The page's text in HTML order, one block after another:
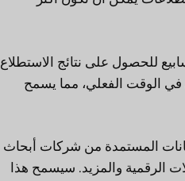
للحصول على نتائج الاستطلاع
في الوقت الفعلي، مما يسمح
المستمدة من شركات أبحاث
الرقمية والمزيد. سيسمح هذا